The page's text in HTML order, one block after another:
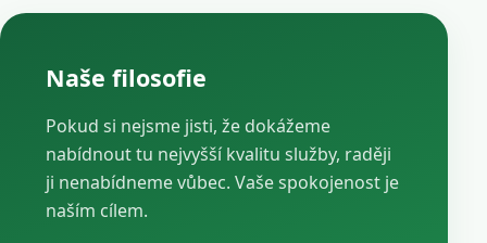
Naše filosofie
Pokud si nejsme jisti, že dokážeme
nabídnout tu nejvyšší kvalitu služby, raději
ji nenabídneme vůbec. Vaše spokojenost je
naším cílem.